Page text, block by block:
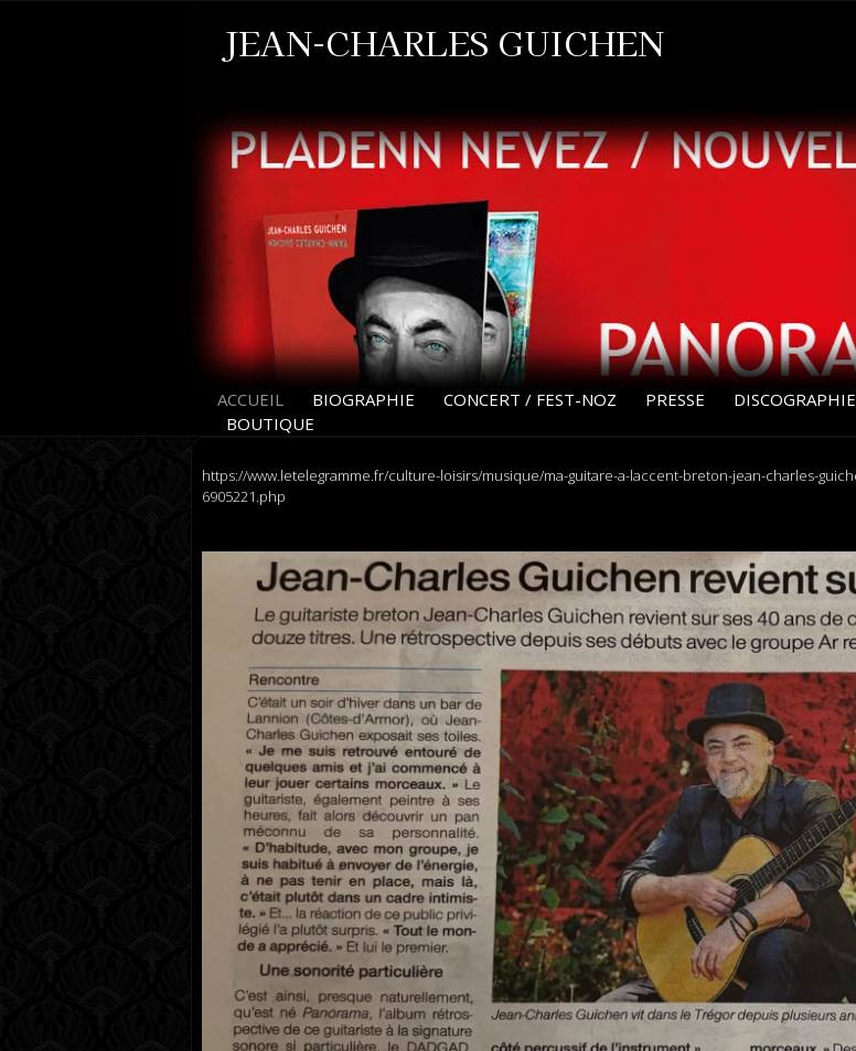
JEAN-CHARLES GUICHEN
ACCUEIL BIOGRAPHIE CONCERT / FEST-NOZ PRESSE DISCOGRAPHIE
BOUTIQUE
https://www.letelegramme.fr/culture-loisirs/musique/ma-guitare-a-laccent-breton-jean-charles-
6905221.php